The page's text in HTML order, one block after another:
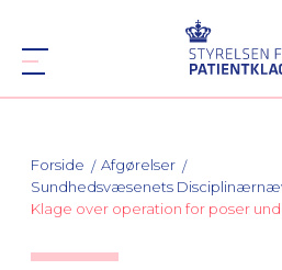
Forside
Afgørelser
Sundhedsvæsenets
Klage over operation for poser